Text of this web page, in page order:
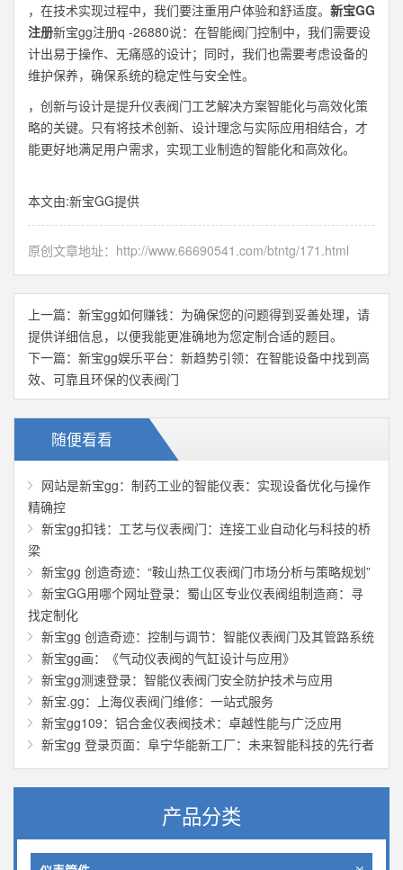
，在技术实现过程中，我们要注重用户体验和舒适度。 新宝GG
注册新宝gg注册q -26880说：在智能阀门控制中，我们需要设
计出易于操作、无痛感的设计；同时，我们也需要考虑设备的
维护保养，确保系统的稳定性与安全性。
，创新与设计是提升仪表阀门工艺解决方案智能化与高效化策
略的关键。只有将技术创新、设计理念与实际应用相结合，才
能更好地满足用户需求，实现工业制造的智能化和高效化。
本文由:新宝GG提供
原创文章地址： http://www.66690541.com/btntg/171.html
上一篇： 新宝gg如何赚钱：为确保您的问题得到妥善处理，请
提供详细信息，以便我能更准确地为您定制合适的题目。
下一篇： 新宝gg娱乐平台：新趋势引领：在智能设备中找到高
效、可靠且环保的仪表阀门
随便看看
网站是新宝gg：制药工业的智能仪表：实现设备优化与操作
精确控
新宝gg扣钱：工艺与仪表阀门：连接工业自动化与科技的桥
梁
新宝gg 创造奇迹：“鞍山热工仪表阀门市场分析与策略规划”
新宝GG用哪个网址登录：蜀山区专业仪表阀组制造商：寻
找定制化
新宝gg 创造奇迹：控制与调节：智能仪表阀门及其管路系统
新宝gg画：《气动仪表阀的气缸设计与应用》
新宝gg测速登录：智能仪表阀门安全防护技术与应用
新宝.gg：上海仪表阀门维修：一站式服务
新宝gg109：铝合金仪表阀技术：卓越性能与广泛应用
新宝gg 登录页面：阜宁华能新工厂：未来智能科技的先行者
产品分类